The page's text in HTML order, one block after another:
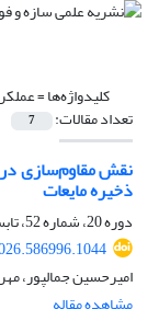
کلیدواژه‌ها =
تعداد مقالات: 7
نقش مقاوم‌سازی در
ذخیره مایعات
دوره 20، شماره 52، تابستان 1405
امیرحسین جمالپور،
مشاهده مقاله